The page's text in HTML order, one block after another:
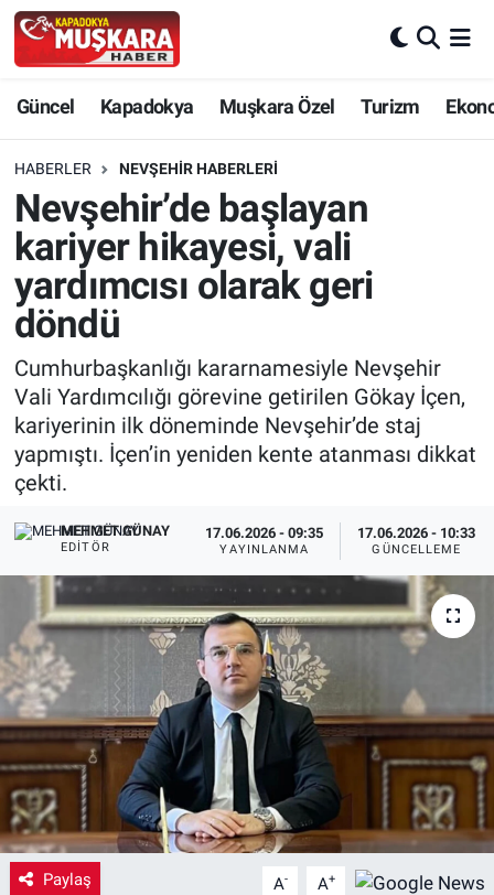
Güncel Kapadokya Muşkara Özel Turizm
HABERLER NEVŞEHIR HABERLERI
Nevşehir’de başlayan
kariyer hikayesi, vali
yardımcısı olarak geri
döndü
Cumhurbaşkanlığı kararnamesiyle Nevşehir
Vali Yardımcılığı görevine getirilen Gökay İçen,
kariyerinin ilk döneminde Nevşehir’de staj
yapmıştı. İçen’in yeniden kente atanması dikkat
çekti.
MEHMET GÜNAY
EDITÖR
17.06.2026 - 09:35
YAYINLANMA
17.06.2026 - 10:33
GÜNCELLEME
Paylaş A- A+
Güncel
SEÇİM
Muşkara Özel
Ekonomi
Kapadokya
Turizm
Kültür - Sanat
Yaşam
VEFATLAR
Nevşehir Hava Durumu
Nevşehir Trafik Yoğunluk Haritası
Süper Lig Puan Durumu ve Fikstür
Tüm Manşetler
Son Dakika Haberleri
Haber Arşivi